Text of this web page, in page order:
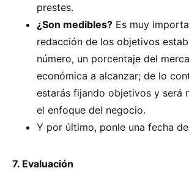
prestes.
¿Son medibles? Es muy
redacción de los objetivos
número, un porcentaje del
económica a alcanzar; de lo
estarás fijando objetivos y será
el enfoque del negocio.
Y por último, ponle una fecha
7. Evaluación